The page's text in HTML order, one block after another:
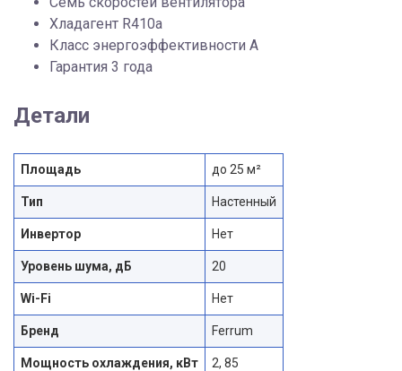
Хладагент R410a
Класс энергоэффективности A
Гарантия 3 года
Детали
Площадь до 25 м²
Тип Настенный
Инвертор Нет
Уровень шума, дБ 20
Wi-Fi Нет
Бренд Ferrum
Мощность охлаждения, кВт 2, 85